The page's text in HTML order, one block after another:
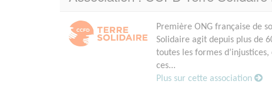
Première ONG française de
Solidaire agit depuis plus de
toutes les formes
ces...
Plus sur cette association